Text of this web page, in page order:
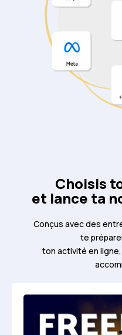
Choisis
et lance ta
Conçus avec des
te
ton activité en